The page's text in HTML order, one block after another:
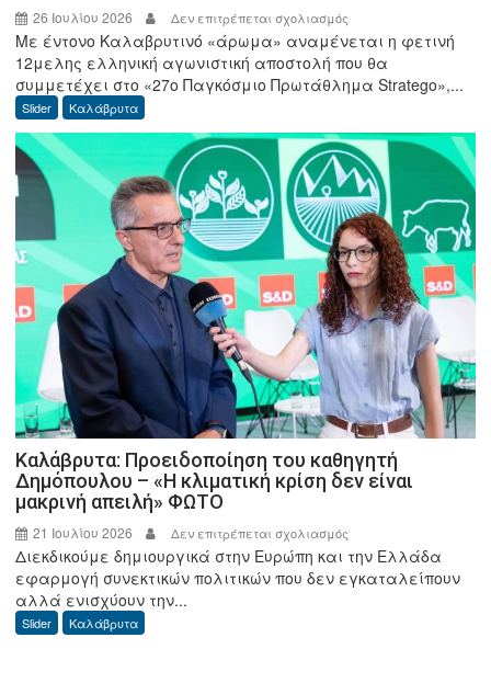
26 Ιουλίου 2026 Δεν επιτρέπεται σχολιασμός
Καλαβρυτινές
συμμετοχές
στο
Παγκόσμιο
Πρωτάθλημα
Stratego
2026»
που
θα
διεξαχθεί
στο
Leiden
της
Ολλανδίας
Με έντονο Καλαβρυτινό «άρωμα» αναμένεται η φετινή
12μελης ελληνική αγωνιστική αποστολή που θα
συμμετέχει στο «27ο Παγκόσμιο Πρωτάθλημα Stratego»,...
Slider Καλάβρυτα
Καλάβρυτα: Προειδοποίηση του καθηγητή
Δημόπουλου – «Η κλιματική κρίση δεν είναι
μακρινή απειλή» ΦΩΤΟ
21 Ιουλίου 2026 Δεν επιτρέπεται σχολιασμός
Καλάβρυτα:
Προειδοποίηση
Διεκδικούμε δημιουργικά στην Ευρώπη και την Ελλάδα
εφαρμογή συνεκτικών πολιτικών που δεν εγκαταλείπουν
αλλά ενισχύουν την...
Slider Καλάβρυτα